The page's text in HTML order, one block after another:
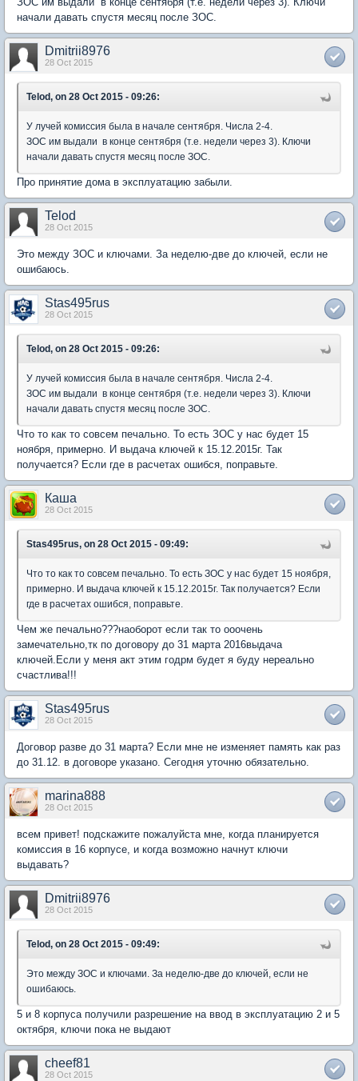
начали давать спустя месяц после ЗОС.
Dmitrii8976
28 Oct 2015
Telod, on 28 Oct 2015 - 09:26:
У лучей комиссия была в начале сентября. Числа 2-4.
ЗОС им выдали в конце сентября (т.е. недели через 3). Ключи
начали давать спустя месяц после ЗОС.
Про принятие дома в эксплуатацию забыли.
Telod
28 Oct 2015
Это между ЗОС и ключами. За неделю-две до ключей, если не
ошибаюсь.
Stas495rus
28 Oct 2015
Telod, on 28 Oct 2015 - 09:26:
У лучей комиссия была в начале сентября. Числа 2-4.
ЗОС им выдали в конце сентября (т.е. недели через 3). Ключи
начали давать спустя месяц после ЗОС.
Что то как то совсем печально. То есть ЗОС у нас будет 15
ноября, примерно. И выдача ключей к 15.12.2015г. Так
получается? Если где в расчетах ошибся, поправьте.
Каша
28 Oct 2015
Stas495rus, on 28 Oct 2015 - 09:49:
Что то как то совсем печально. То есть ЗОС у нас будет 15 ноября,
примерно. И выдача ключей к 15.12.2015г. Так получается? Если
где в расчетах ошибся, поправьте.
Чем же печально???наоборот если так то ооочень
замечательно,тк по договору до 31 марта 2016выдача
ключей.Если у меня акт этим годрм будет я буду нереально
счастлива!!!
Stas495rus
28 Oct 2015
Договор разве до 31 марта? Если мне не изменяет память как раз
до 31.12. в договоре указано. Сегодня уточню обязательно.
marina888
28 Oct 2015
всем привет! подскажите пожалуйста мне, когда планируется
комиссия в 16 корпусе, и когда возможно начнут ключи
выдавать?
Dmitrii8976
28 Oct 2015
Telod, on 28 Oct 2015 - 09:49:
Это между ЗОС и ключами. За неделю-две до ключей, если не
ошибаюсь.
5 и 8 корпуса получили разрешение на ввод в эксплуатацию 2 и 5
октября, ключи пока не выдают
cheef81
28 Oct 2015